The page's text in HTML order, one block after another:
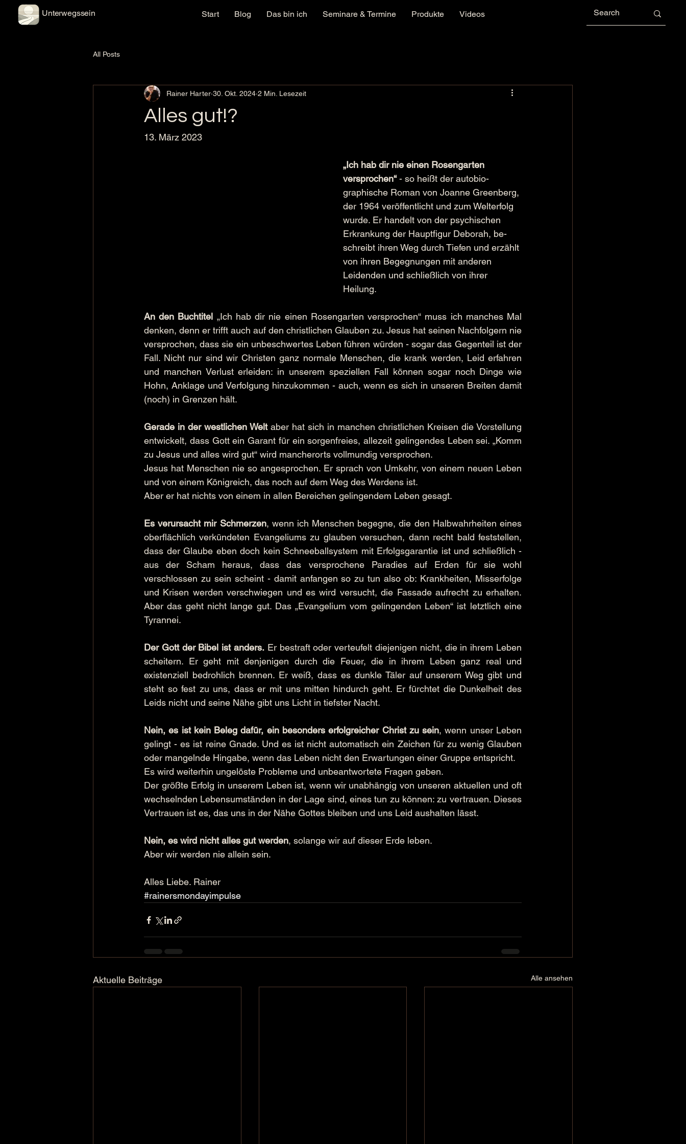
Unterwegssein Start Blog Das bin ich Seminare & Termine Produkte Videos
All Posts
Alles gut!?
Rainer Harter 30. Okt. 2024 2 Min. Lesezeit
13. März 2023
„Ich hab dir nie einen Rosengarten
versprochen“ - so heißt der autobio-
graphische Roman von Joanne Greenberg,
der 1964 veröffentlicht und zum Welterfolg
wurde. Er handelt von der psychischen
Erkrankung der Hauptfigur Deborah, be-
schreibt ihren Weg durch Tiefen und erzählt
von ihren Begegnungen mit anderen
Leidenden und schließlich von ihrer
Heilung.
An den Buchtitel „Ich hab dir nie einen Rosengarten versprochen“ muss ich manches Mal
denken, denn er trifft auch auf den christlichen Glauben zu. Jesus hat seinen Nachfolgern nie
versprochen, dass sie ein unbeschwertes Leben führen würden - sogar das Gegenteil ist der
Fall. Nicht nur sind wir Christen ganz normale Menschen, die krank werden, Leid erfahren
und manchen Verlust erleiden: in unserem speziellen Fall können sogar noch Dinge wie
Hohn, Anklage und Verfolgung hinzukommen - auch, wenn es sich in unseren Breiten damit
(noch) in Grenzen hält.
Gerade in der westlichen Welt aber hat sich in manchen christlichen Kreisen die Vorstellung
entwickelt, dass Gott ein Garant für ein sorgenfreies, allezeit gelingendes Leben sei. „Komm
zu Jesus und alles wird gut“ wird mancherorts vollmundig versprochen.
Jesus hat Menschen nie so angesprochen. Er sprach von Umkehr, von einem neuen Leben
und von einem Königreich, das noch auf dem Weg des Werdens ist.
Aber er hat nichts von einem in allen Bereichen gelingendem Leben gesagt.
Es verursacht mir Schmerzen, wenn ich Menschen begegne, die den Halbwahrheiten eines
oberflächlich verkündeten Evangeliums zu glauben versuchen, dann recht bald feststellen,
dass der Glaube eben doch kein Schneeballsystem mit Erfolgsgarantie ist und schließlich -
aus der Scham heraus, dass das versprochene Paradies auf Erden für sie wohl
verschlossen zu sein scheint - damit anfangen so zu tun also ob: Krankheiten, Misserfolge
und Krisen werden verschwiegen und es wird versucht, die Fassade aufrecht zu erhalten.
Aber das geht nicht lange gut. Das „Evangelium vom gelingenden Leben“ ist letztlich eine
Tyrannei.
Der Gott der Bibel ist anders. Er bestraft oder verteufelt diejenigen nicht, die in ihrem Leben
scheitern. Er geht mit denjenigen durch die Feuer, die in ihrem Leben ganz real und
existenziell bedrohlich brennen. Er weiß, dass es dunkle Täler auf unserem Weg gibt und
steht so fest zu uns, dass er mit uns mitten hindurch geht. Er fürchtet die Dunkelheit des
Leids nicht und seine Nähe gibt uns Licht in tiefster Nacht.
Nein, es ist kein Beleg dafür, ein besonders erfolgreicher Christ zu sein, wenn unser Leben
gelingt - es ist reine Gnade. Und es ist nicht automatisch ein Zeichen für zu wenig Glauben
oder mangelnde Hingabe, wenn das Leben nicht den Erwartungen einer Gruppe entspricht.
Es wird weiterhin ungelöste Probleme und unbeantwortete Fragen geben.
Der größte Erfolg in unserem Leben ist, wenn wir unabhängig von unseren aktuellen und oft
wechselnden Lebensumständen in der Lage sind, eines tun zu können: zu vertrauen. Dieses
Vertrauen ist es, das uns in der Nähe Gottes bleiben und uns Leid aushalten lässt.
Nein, es wird nicht alles gut werden, solange wir auf dieser Erde leben.
Aber wir werden nie allein sein.
Alles Liebe. Rainer
#rainersmondayimpulse
Aktuelle Beiträge Alle ansehen